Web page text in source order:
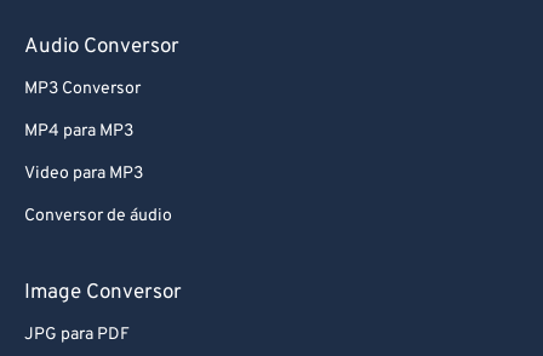
Audio Conversor
MP3 Conversor
MP4 para MP3
Video para MP3
Conversor de áudio
Image Conversor
JPG para PDF